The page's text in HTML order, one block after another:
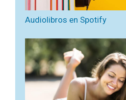
Audiolibros en Spotify